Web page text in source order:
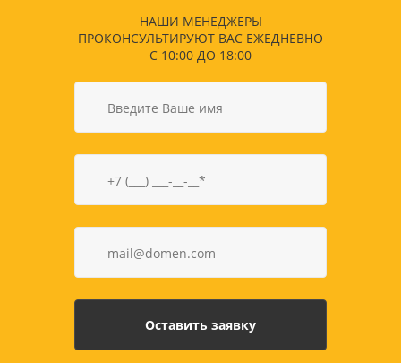
НАШИ МЕНЕДЖЕРЫ
ПРОКОНСУЛЬТИРУЮТ ВАС ЕЖЕДНЕВНО
С 10:00 ДО 18:00